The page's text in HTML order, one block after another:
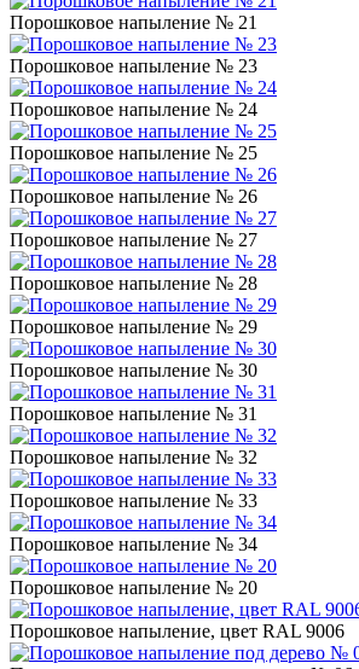
Порошковое напыление № 21
Порошковое напыление № 23
Порошковое напыление № 24
Порошковое напыление № 25
Порошковое напыление № 26
Порошковое напыление № 27
Порошковое напыление № 28
Порошковое напыление № 29
Порошковое напыление № 30
Порошковое напыление № 31
Порошковое напыление № 32
Порошковое напыление № 33
Порошковое напыление № 34
Порошковое напыление № 20
Порошковое напыление, цвет RAL 9006